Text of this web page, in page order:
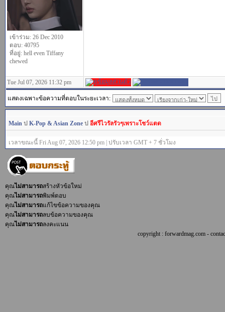
เข้าร่วม: 26 Dec 2010
ตอบ: 40795
ที่อยู่: hell even Tiffany
chewed
Tue Jul 07, 2026 11:32 pm
แสดงเฉพาะข้อความที่ตอบในระยะเวลา:
Main ป K-Pop & Asian Zone ป อีศรีไวรัลรัวๆเพราะโชว์แตด
เวลาขณะนี้ Fri Aug 07, 2026 12:50 pm | ปรับเวลา GMT + 7 ชั่วโมง
คุณไม่สามารถสร้างหัวข้อใหม่
คุณไม่สามารถพิมพ์ตอบ
คุณไม่สามารถแก้ไขข้อความของคุณ
คุณไม่สามารถลบข้อความของคุณ
คุณไม่สามารถลงคะแนน
copyright : forwardmag.com -